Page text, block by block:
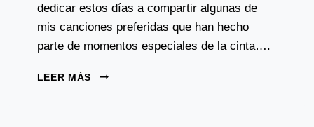
dedicar estos días a compartir algunas de
mis canciones preferidas que han hecho
parte de momentos especiales de la cinta….
LEER MÁS
TEMA: